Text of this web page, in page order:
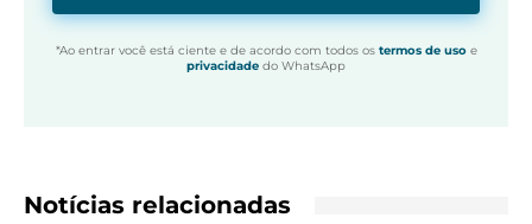
*Ao entrar você está ciente e de acordo com todos os termos de usoe
privacidade do WhatsApp
Notícias relacionadas